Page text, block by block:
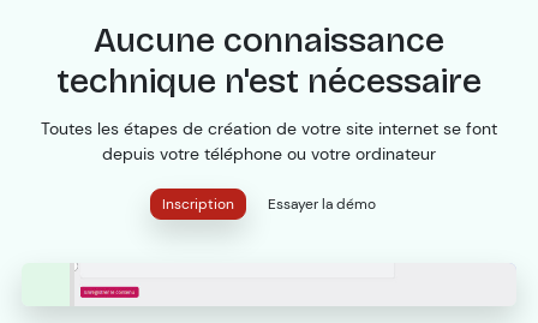
Aucune connaissance
technique n'est nécessaire
Toutes les étapes de création de votre site internet se font
depuis votre téléphone ou votre ordinateur
Inscription Essayer la démo